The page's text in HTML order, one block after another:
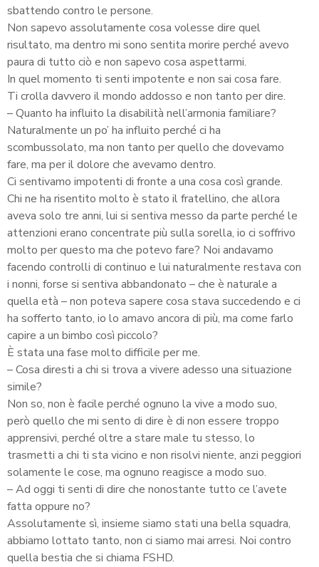
sbattendo contro le persone.
Non sapevo assolutamente cosa volesse dire quel
risultato, ma dentro mi sono sentita morire perché avevo
paura di tutto ciò e non sapevo cosa aspettarmi.
In quel momento ti senti impotente e non sai cosa fare.
Ti crolla davvero il mondo addosso e non tanto per dire.
– Quanto ha influito la disabilità nell’armonia familiare?
Naturalmente un po’ ha influito perché ci ha
scombussolato, ma non tanto per quello che dovevamo
fare, ma per il dolore che avevamo dentro.
Ci sentivamo impotenti di fronte a una cosa così grande.
Chi ne ha risentito molto è stato il fratellino, che allora
aveva solo tre anni, lui si sentiva messo da parte perché le
attenzioni erano concentrate più sulla sorella, io ci soffrivo
molto per questo ma che potevo fare? Noi andavamo
facendo controlli di continuo e lui naturalmente restava con
i nonni, forse si sentiva abbandonato – che è naturale a
quella età – non poteva sapere cosa stava succedendo e ci
ha sofferto tanto, io lo amavo ancora di più, ma come farlo
capire a un bimbo così piccolo?
È stata una fase molto difficile per me.
– Cosa diresti a chi si trova a vivere adesso una situazione
simile?
Non so, non è facile perché ognuno la vive a modo suo,
però quello che mi sento di dire è di non essere troppo
apprensivi, perché oltre a stare male tu stesso, lo
trasmetti a chi ti sta vicino e non risolvi niente, anzi peggiori
solamente le cose, ma ognuno reagisce a modo suo.
– Ad oggi ti senti di dire che nonostante tutto ce l’avete
fatta oppure no?
Assolutamente sì, insieme siamo stati una bella squadra,
abbiamo lottato tanto, non ci siamo mai arresi. Noi contro
quella bestia che si chiama FSHD.